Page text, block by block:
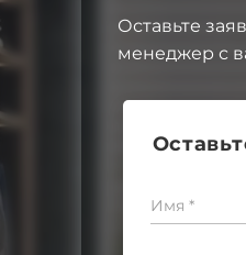
Имя *
Оставьте
менеджер с